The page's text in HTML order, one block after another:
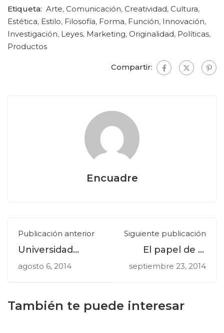
Etiqueta: Arte, Comunicación, Creatividad, Cultura,
Estética, Estilo, Filosofía, Forma, Función, Innovación,
Investigación, Leyes, Marketing, Originalidad, Políticas,
Productos
Compartir:
Encuadre
Publicación anterior
Universidad
Autónoma de
Baja California,
Arquitectura y
agosto 6, 2014
Siguiente publicación
El papel de la
educación
universitaria en el
estudiante de
septiembre 23, 2014
También te puede interesar